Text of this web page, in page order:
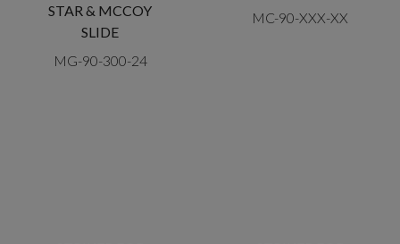
STAR & MCCOY
SLIDE
MG-90-300-24
MC-90-XXX-XX